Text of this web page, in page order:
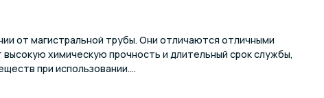
от магистральной трубы. Они отличаются отличными
химическую прочность и длительный срок службы,
при использовании....